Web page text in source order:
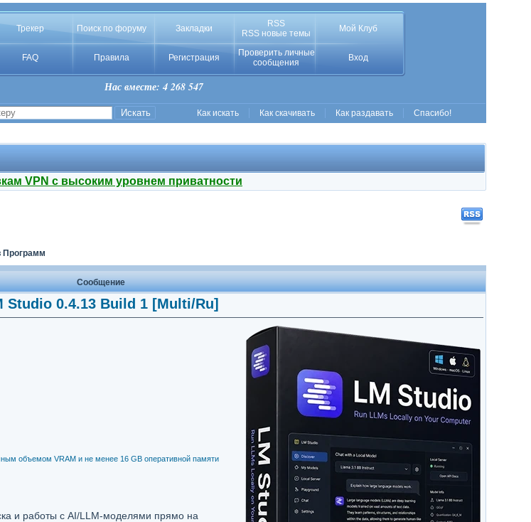
Трекер Поиск по форуму Закладки
RSS
RSS новые темы
Мой Клуб
FAQ Правила Регистрация
Проверить личные
сообщения
Вход
Нас вместе: 4 268 547
Как искать Как скачивать Как раздавать Спасибо!
VPN с высоким уровнем приватности
Программ
Сообщение
Studio 0.4.13 Build 1 [Multi/Ru]
объемом VRAM и не менее 16 GB оперативной памяти
и работы с AI/LLM-моделями прямо на